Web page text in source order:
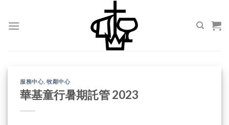
content
服務中心,牧鄰中心
華基童行暑期託管 2023